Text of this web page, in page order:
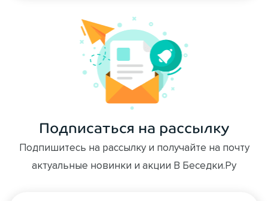
Подписаться на рассылку
Подпишитесь на рассылку и получайте на почту
актуальные новинки и акции В Беседки.Ру